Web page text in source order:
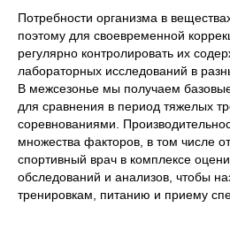
Потребности организма в
поэтому для своевременной
регулярно контролировать их
лабораторных исследований в
В межсезонье мы получаем
для сравнения в период тяжелых
соревнованиями.
множества факторов, в том числе
спортивный врач в комплексе
обследований и анализов, чтобы
тренировкам, питанию и приему